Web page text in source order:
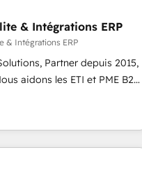
and more. Custom objects,
growth. 🚀 AI-Driven
with LinkedIn,
and AI voice to drive
onboarding in weeks
& Intégrations ERP
& Intégrations ERP
Partner depuis 2015,
sur HubSpot grâce à
des équipes, pipeline
Pennylane, Dynamics..), VOIP
UI Extensions (React),